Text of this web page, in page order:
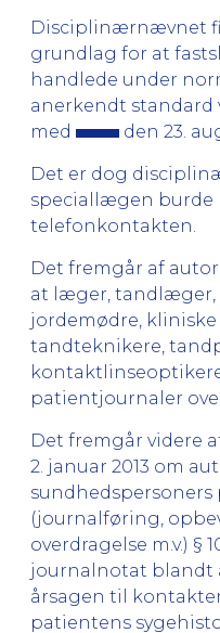
Disciplinærnævnet
grundlag for at
handlede under
anerkendt
med
den 23.
Det er dog
speciallægen burde
telefonkontakten.
Det fremgår af
at læger, tandlæger,
jordemødre,
tandteknikere,
patientjournaler
Det fremgår videre
2. januar 2013 om
(journalføring,
overdragelse m.v.) §
journalnotat blandt
årsagen til
patientens